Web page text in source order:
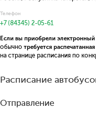
Телефон
+7 (84345) 2-05-61
Если вы приобрели электронный
обычно требуется
на странице расписания по
Расписание
Отправление